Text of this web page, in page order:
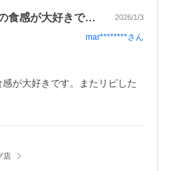
プリプリのホタルイカの食感が大好きです… 2026/1/3
mar********さん
が大好きです。またリピした
店